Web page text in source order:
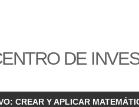
DE
CREAR Y APLICAR